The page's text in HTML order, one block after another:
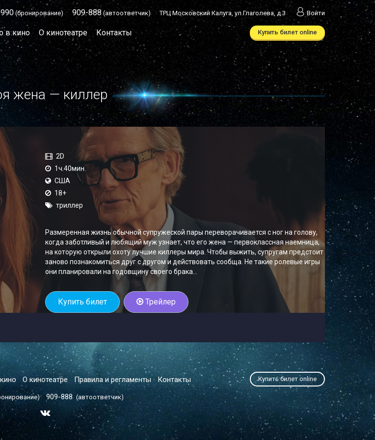
(бронирование) 909-888 (автоответчик) ТРЦ Московский Калуга, ул.Глаголева, д.3 Войти
в кино О кинотеатре Контакты Купить билет online
жена — киллер
2D
1ч.40мин.
США
18+
триллер
Размеренная жизнь обычной супружеской пары переворачивается с ног на голову,
когда заботливый и любящий муж узнает, что его жена — первоклассная наемница,
на которую открыли охоту лучшие киллеры мира. Чтобы выжить, супругам предстоит
заново познакомиться друг с другом и действовать сообща. Не такие ролевые игры
они планировали на годовщину своего брака…
Купить билет Трейлер
О кинотеатре Правила и регламенты Контакты Купить билет online
909-888 (автоответчик)